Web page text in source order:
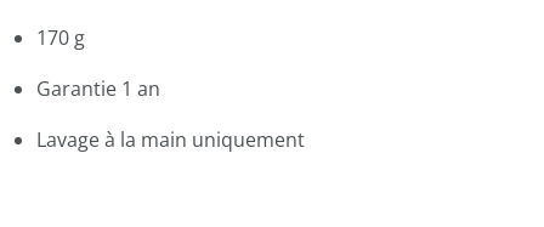
170 g
Garantie 1 an
Lavage à la main uniquement